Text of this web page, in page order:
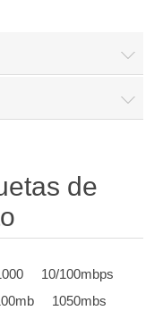
de
10/100mbps
1050mbs